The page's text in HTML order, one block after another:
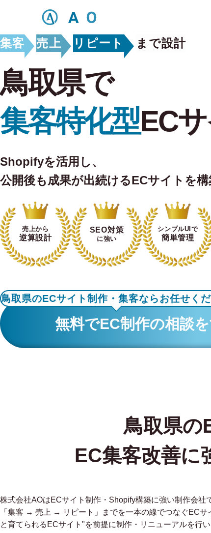
集客 売上 リピート まで設計
鳥取県で
集客特化型EC
Shopifyを活用し、
公開後も成果が出続けるECサイトを構
売上から
逆算設計
SEO対策
に強い
シンプルUIで
簡単管理
鳥取県のECサイト制作・集客ならお任せく
無料でEC制作の相談
鳥取県の
EC集客改善に
株式会社AOはECサイト制作・Shopify構築に強い制作会
「集客 → 売上 → リピート」までを一本の線でつなぐEC
と育てられるECサイト"を前提に制作・リニューアルを行い